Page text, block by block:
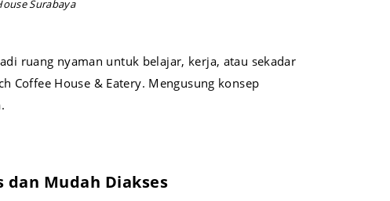
Surabaya
ruang nyaman untuk belajar, kerja, atau sekadar
Coffee House & Eatery. Mengusung konsep
dan Mudah Diakses